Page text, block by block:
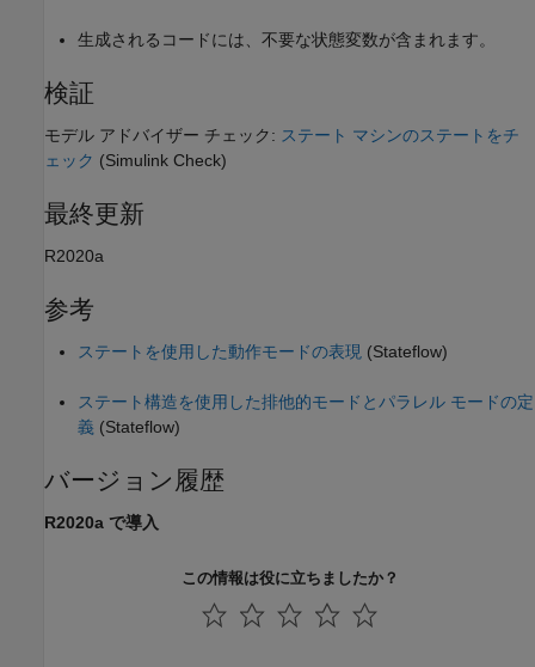
生成されるコードには、不要な状態変数が含まれます。
検証
モデル アドバイザー チェック: ステート マシンのステートをチ
ェック (Simulink Check)
最終更新
R2020a
参考
ステートを使用した動作モードの表現 (Stateflow)
ステート構造を使用した排他的モードとパラレル モードの定
義 (Stateflow)
バージョン履歴
R2020a で導入
この情報は役に立ちましたか？